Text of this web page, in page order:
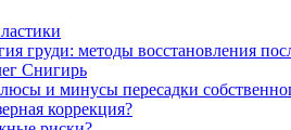
груди: методы восстановления
Снигирь
и минусы пересадки
коррекция?